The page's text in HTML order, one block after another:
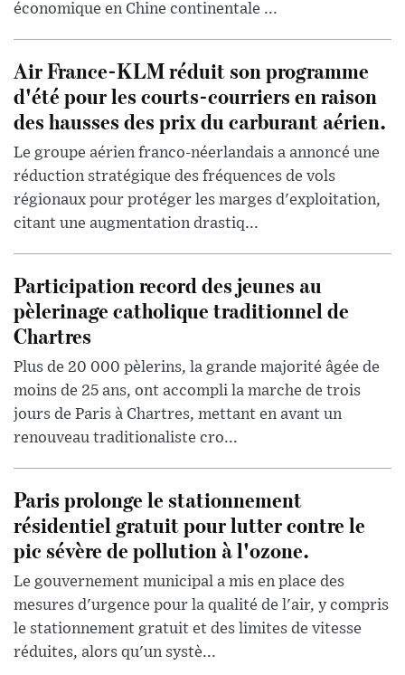
économique en Chine continentale ...
Air France-KLM réduit son programme
d'été pour les courts-courriers en raison
des hausses des prix du carburant aérien.
Le groupe aérien franco-néerlandais a annoncé une
réduction stratégique des fréquences de vols
régionaux pour protéger les marges d'exploitation,
citant une augmentation drastiq...
Participation record des jeunes au
pèlerinage catholique traditionnel de
Chartres
Plus de 20 000 pèlerins, la grande majorité âgée de
moins de 25 ans, ont accompli la marche de trois
jours de Paris à Chartres, mettant en avant un
renouveau traditionaliste cro...
Paris prolonge le stationnement
résidentiel gratuit pour lutter contre le
pic sévère de pollution à l'ozone.
Le gouvernement municipal a mis en place des
mesures d'urgence pour la qualité de l'air, y compris
le stationnement gratuit et des limites de vitesse
réduites, alors qu'un systè...